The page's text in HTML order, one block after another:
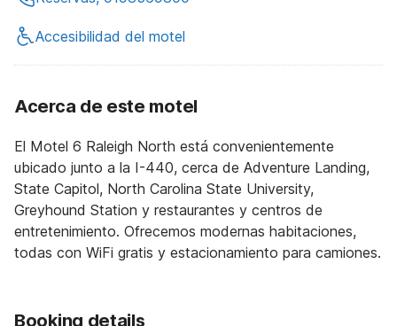
Accesibilidad del motel
Acerca de este motel
El Motel 6 Raleigh North está convenientemente
ubicado junto a la I-440, cerca de Adventure Landing,
State Capitol, North Carolina State University,
Greyhound Station y restaurantes y centros de
entretenimiento. Ofrecemos modernas habitaciones,
todas con WiFi gratis y estacionamiento para camiones.
Booking details